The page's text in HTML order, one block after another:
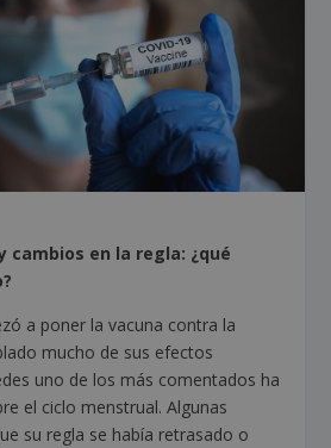
cambios en la regla: ¿qué
a poner la vacuna contra la
mucho de sus efectos
uno de los más comentados ha
el ciclo menstrual. Algunas
su regla se había retrasado o